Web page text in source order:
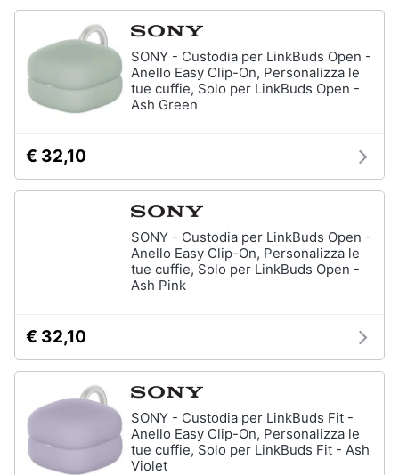
SONY - Custodia per LinkBuds Open -
Anello Easy Clip-On, Personalizza le
tue cuffie, Solo per LinkBuds Open -
Ash Green
€ 32,10
SONY - Custodia per LinkBuds Open -
Anello Easy Clip-On, Personalizza le
tue cuffie, Solo per LinkBuds Open -
Ash Pink
€ 32,10
SONY - Custodia per LinkBuds Fit -
Anello Easy Clip-On, Personalizza le
tue cuffie, Solo per LinkBuds Fit - Ash
Violet